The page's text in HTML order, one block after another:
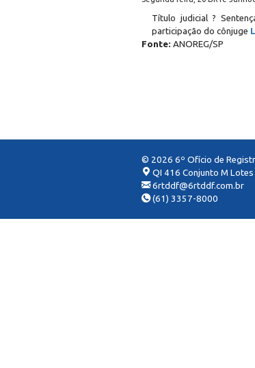
Título judicial ?
participação do cônjuge
Fonte: ANOREG/SP
© 2026 6º Ofício de
QI 416 Conjunto M
6rtddf@6rtddf.com.br
(61) 3357-8000